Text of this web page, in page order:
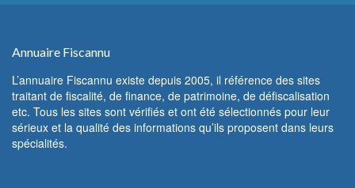
Annuaire Fiscannu
L’annuaire Fiscannu existe depuis 2005, il référence des sites
traitant de fiscalité, de finance, de patrimoine, de défiscalisation
etc. Tous les sites sont vérifiés et ont été sélectionnés pour leur
sérieux et la qualité des informations qu’ils proposent dans leurs
spécialités.